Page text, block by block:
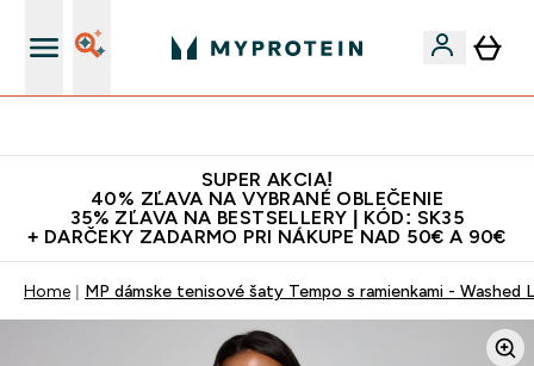
SUPER AKCIA!
40% ZĽAVA NA VYBRANÉ OBLEČENIE
35% ZĽAVA NA BESTSELLERY | KÓD: SK35
+ DARČEKY ZADARMO PRI NÁKUPE NAD 50€ A 90€
Home MP dámske tenisové šaty Tempo s ramienkami - Washed